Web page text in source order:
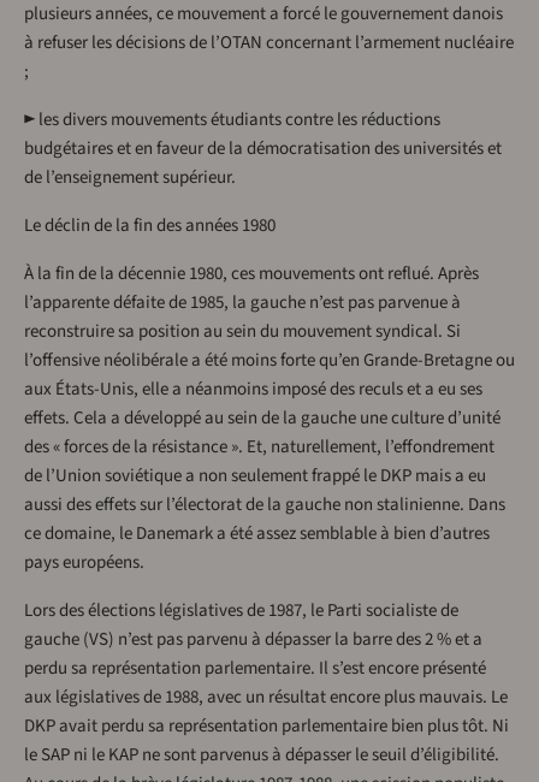
plusieurs années, ce mouvement a forcé le gouvernement danois
à refuser les décisions de l’OTAN concernant l’armement nucléaire
;
► les divers mouvements étudiants contre les réductions
budgétaires et en faveur de la démocratisation des universités et
de l’enseignement supérieur.
Le déclin de la fin des années 1980
À la fin de la décennie 1980, ces mouvements ont reflué. Après
l’apparente défaite de 1985, la gauche n’est pas parvenue à
reconstruire sa position au sein du mouvement syndical. Si
l’offensive néolibérale a été moins forte qu’en Grande-Bretagne ou
aux États-Unis, elle a néanmoins imposé des reculs et a eu ses
effets. Cela a développé au sein de la gauche une culture d’unité
des « forces de la résistance ». Et, naturellement, l’effondrement
de l’Union soviétique a non seulement frappé le DKP mais a eu
aussi des effets sur l’électorat de la gauche non stalinienne. Dans
ce domaine, le Danemark a été assez semblable à bien d’autres
pays européens.
Lors des élections législatives de 1987, le Parti socialiste de
gauche (VS) n’est pas parvenu à dépasser la barre des 2 % et a
perdu sa représentation parlementaire. Il s’est encore présenté
aux législatives de 1988, avec un résultat encore plus mauvais. Le
DKP avait perdu sa représentation parlementaire bien plus tôt. Ni
le SAP ni le KAP ne sont parvenus à dépasser le seuil d’éligibilité.